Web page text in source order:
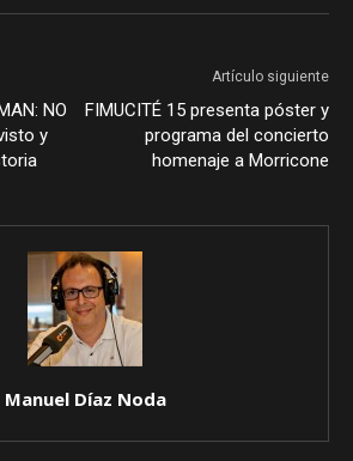
NO
y
Artículo siguiente
FIMUCITÉ 15 presenta póster y
programa del concierto
homenaje a Morricone
Manuel Díaz Noda